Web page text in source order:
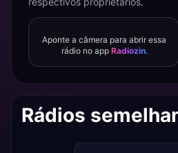
Aponte a câmera para abrir essa
rádio no app Radiozin.
Rádios